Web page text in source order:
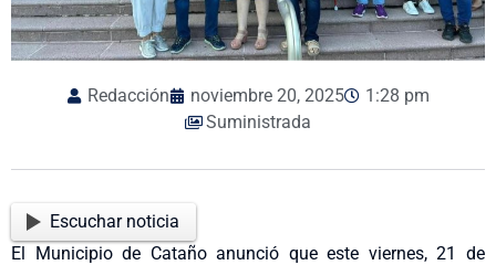
Redacción noviembre 20, 2025
1:28 pm
Suministrada
Escuchar noticia
El Municipio de Cataño anunció que este viernes, 21 de